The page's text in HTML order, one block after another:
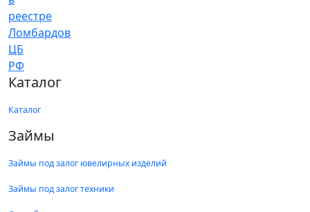
Каталог
Каталог
Займы
Займы под залог ювелирных изделий
Займы под залог техники